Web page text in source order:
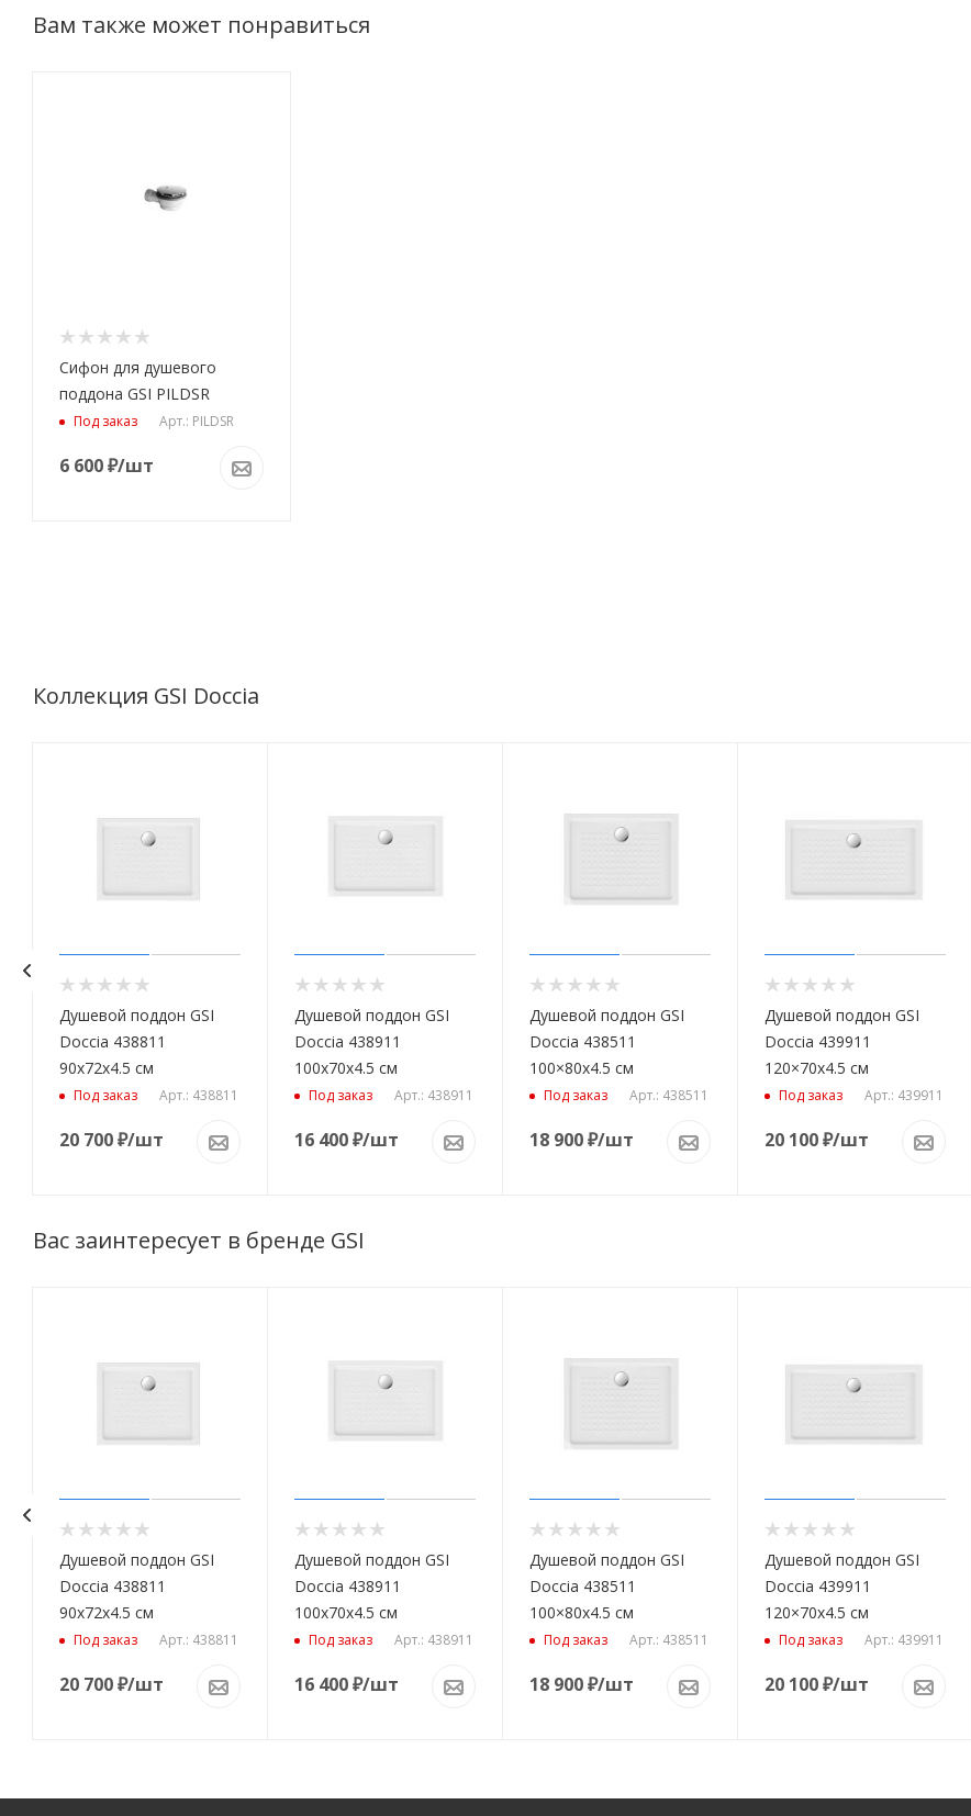
Вам также может понравиться
Сифон для душевого
поддона GSI PILDSR
Под заказ Арт.: PILDSR
6 600₽/шт
Коллекция GSI Doccia
Душевой поддон GSI
Doccia 438811
90x72x4.5 см
Под заказ Арт.: 438811
20 700₽/шт
Душевой поддон GSI
Doccia 438911
100x70x4.5 см
Под заказ Арт.: 438911
16 400₽/шт
Душевой поддон GSI
Doccia 438511
100×80x4.5 см
Под заказ Арт.: 438511
18 900₽/шт
Душевой поддон GSI
Doccia 439911
120×70x4.5 см
Под заказ Арт.: 439911
20 100₽/шт
Вас заинтересует в бренде GSI
Душевой поддон GSI
Doccia 438811
90x72x4.5 см
Под заказ Арт.: 438811
20 700₽/шт
Душевой поддон GSI
Doccia 438911
100x70x4.5 см
Под заказ Арт.: 438911
16 400₽/шт
Душевой поддон GSI
Doccia 438511
100×80x4.5 см
Под заказ Арт.: 438511
18 900₽/шт
Душевой поддон GSI
Doccia 439911
120×70x4.5 см
Под заказ Арт.: 439911
20 100₽/шт